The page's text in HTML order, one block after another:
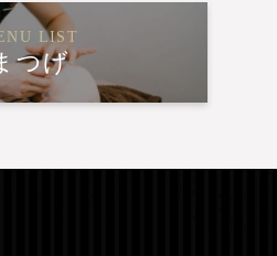
LIST
つげ